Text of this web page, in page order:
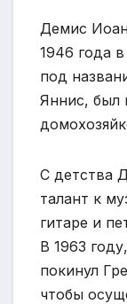
Демис
1946 года
под
Яннис, был
С детства
талант к
гитаре и
В 1963
покинул
чтобы